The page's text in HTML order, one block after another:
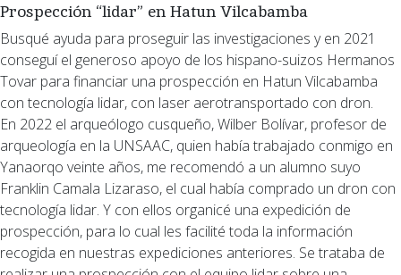
Prospección “lidar” en Hatun Vilcabamba
Busqué ayuda para proseguir las investigaciones y en 2021
conseguí el generoso apoyo de los hispano-suizos Hermanos
Tovar para financiar una prospección en Hatun Vilcabamba
con tecnología lidar, con laser aerotransportado con dron.
En 2022 el arqueólogo cusqueño, Wilber Bolívar, profesor de
arqueología en la UNSAAC, quien había trabajado conmigo en
Yanaorqo veinte años, me recomendó a un alumno suyo
Franklin Camala Lizaraso, el cual había comprado un dron con
tecnología lidar. Y con ellos organicé una expedición de
prospección, para lo cual les facilité toda la información
recogida en nuestras expediciones anteriores. Se trataba de